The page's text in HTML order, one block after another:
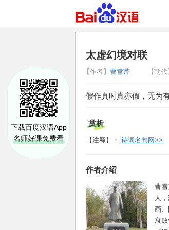
下载百度汉语App
名师好课免费看
太虚幻境对联
【作者】 曹雪芹 【朝代
假作真时真亦假，无为
赏析
【注释】： 诗词名句网>>
作者介绍
曹
人
画
衰